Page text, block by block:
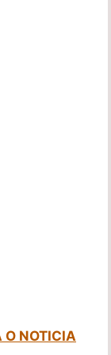
O NOTICIA